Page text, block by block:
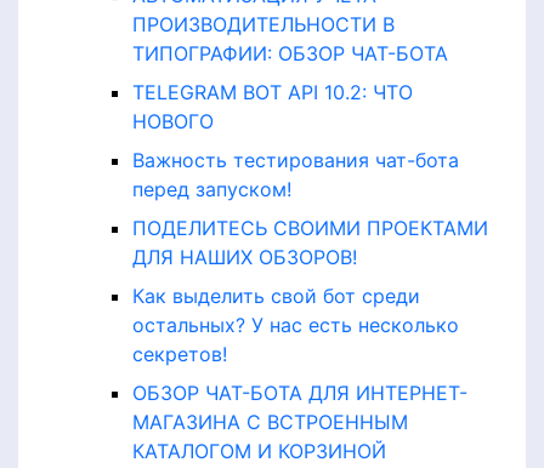
ПРОИЗВОДИТЕЛЬНОСТИ В
ТИПОГРАФИИ: ОБЗОР ЧАТ-БОТА
TELEGRAM BOT API 10.2: ЧТО
НОВОГО
Важность тестирования чат-бота
перед запуском!
ПОДЕЛИТЕСЬ СВОИМИ ПРОЕКТАМИ
ДЛЯ НАШИХ ОБЗОРОВ!
Как выделить свой бот среди
остальных? У нас есть несколько
секретов!
ОБЗОР ЧАТ-БОТА ДЛЯ ИНТЕРНЕТ-
МАГАЗИНА С ВСТРОЕННЫМ
КАТАЛОГОМ И КОРЗИНОЙ